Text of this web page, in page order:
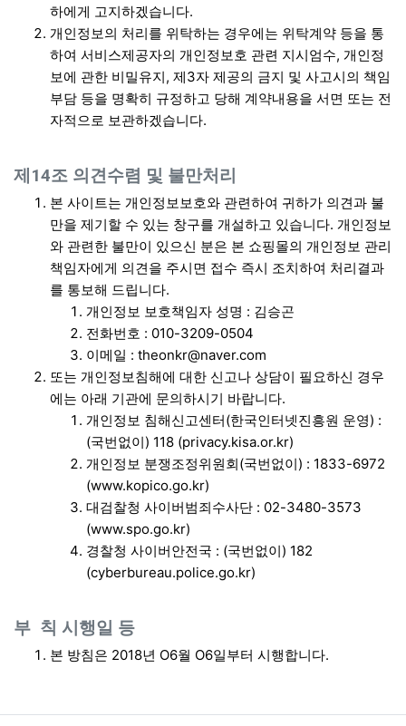
하에게 고지하겠습니다.
개인정보의 처리를 위탁하는 경우에는 위탁계약 등을 통
하여 서비스제공자의 개인정보호 관련 지시엄수, 개인정
보에 관한 비밀유지, 제3자 제공의 금지 및 사고시의 책임
부담 등을 명확히 규정하고 당해 계약내용을 서면 또는 전
자적으로 보관하겠습니다.
제14조 의견수렴 및 불만처리
본 사이트는 개인정보보호와 관련하여 귀하가 의견과 불
만을 제기할 수 있는 창구를 개설하고 있습니다. 개인정보
와 관련한 불만이 있으신 분은 본 쇼핑몰의 개인정보 관리
책임자에게 의견을 주시면 접수 즉시 조치하여 처리결과
를 통보해 드립니다.
개인정보 보호책임자 성명 : 김승곤
전화번호 : 010-3209-0504
이메일 : theonkr@naver.com
또는 개인정보침해에 대한 신고나 상담이 필요하신 경우
에는 아래 기관에 문의하시기 바랍니다.
개인정보 침해신고센터(한국인터넷진흥원 운영) :
(국번없이) 118 (privacy.kisa.or.kr)
개인정보 분쟁조정위원회(국번없이) : 1833-6972
(www.kopico.go.kr)
대검찰청 사이버범죄수사단 : 02-3480-3573
(www.spo.go.kr)
경찰청 사이버안전국 : (국번없이) 182
(cyberbureau.police.go.kr)
부 칙 시행일 등
본 방침은 2018년 O6월 O6일부터 시행합니다.